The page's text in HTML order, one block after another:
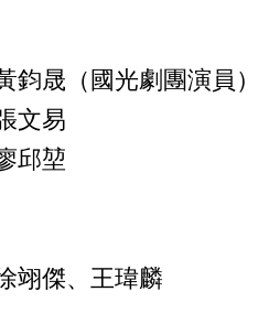
鈞晟（國光劇團演員）
文易
邱堃
翊傑、王瑋麟